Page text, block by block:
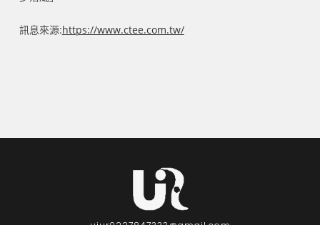
訊息來源:https://www.ctee.com.tw/